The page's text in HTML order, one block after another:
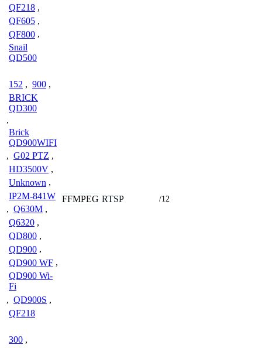
QF218 ,
QF605 ,
QF800 ,
Snail
QD500
152 , 900 ,
BRICK
QD300
,
Brick
QD900WIFI
, G02 PTZ ,
HD3500V ,
Unknown ,
IP2M-841W
, Q630M ,
Q6320 ,
QD800 ,
QD900 ,
QD900 WF ,
QD900 Wi-
Fi
, QD900S ,
QF218
FFMPEG RTSP /12
300 ,